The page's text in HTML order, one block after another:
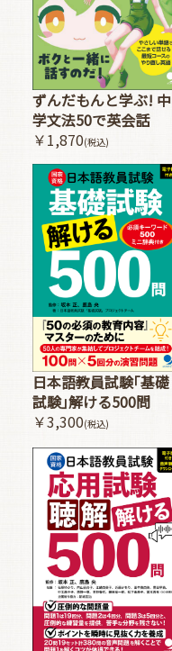
ずんだもんと学ぶ! 中
学文法50で英会話
￥1,870(税込)
日本語教員試験｢基礎
試験｣解ける500問
￥3,300(税込)